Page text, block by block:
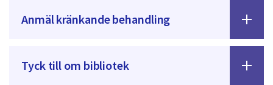
Anmäl kränkande behandling
Tyck till om bibliotek